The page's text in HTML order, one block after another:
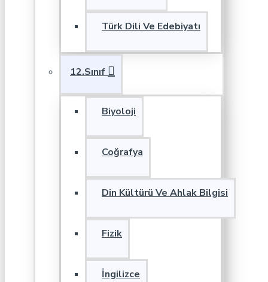
Türk Dili Ve Edebiyatı
12.Sınıf
Biyoloji
Coğrafya
Din Kültürü Ve Ahlak Bilgisi
Fizik
İngilizce